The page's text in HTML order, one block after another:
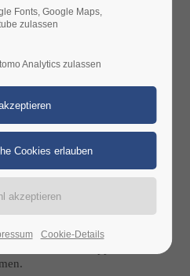
/ von Markus
größten internationalen
Europas – die
– zog auch dieses Jahr
Tanzpaare aus den
Ländern an. Auch
und Solisten des
Paaren und
die an den Turnieren
dem 2. und 5. Juli in der
Fonts, Google Maps,
zulassen
Analytics zulassen
Cookie-Details